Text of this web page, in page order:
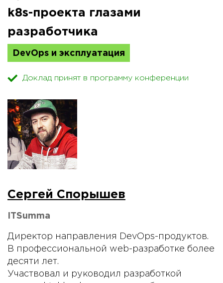
k8s-проекта глазами
разработчика
DevOps и эксплуатация
Доклад принят в программу конференции
Сергей Спорышев
ITSumma
Директор направления DevOps-продуктов.
В профессиональной web-разработке более
десяти лет.
Участвовал и руководил разработкой